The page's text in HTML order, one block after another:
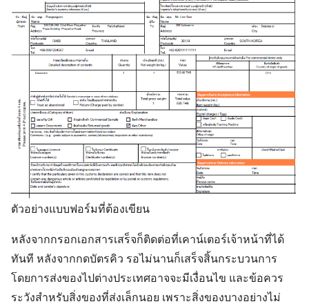
ตัวอย่างแบบฟอร์มที่ต้องเขียน
หลังจากกรอกเอกสารเสร็จก็ติดต่อที่เคาน์เตอร์เจ้าหน้าที่ได้
ทันที หลังจากกดบัตรคิว รอไม่นานก็เสร็จสิ้นกระบวนการ
โดยการส่งของไปต่างประเทศอาจจะมีเงื่อนไข และข้อควร
ระวังสำหรับสิ่งของที่ส่งเล็กนอย เพราะสิ่งของบางอย่างไม่